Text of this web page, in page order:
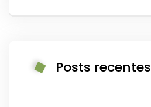
Posts recentes